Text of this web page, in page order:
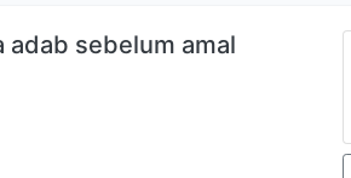
adab sebelum amal